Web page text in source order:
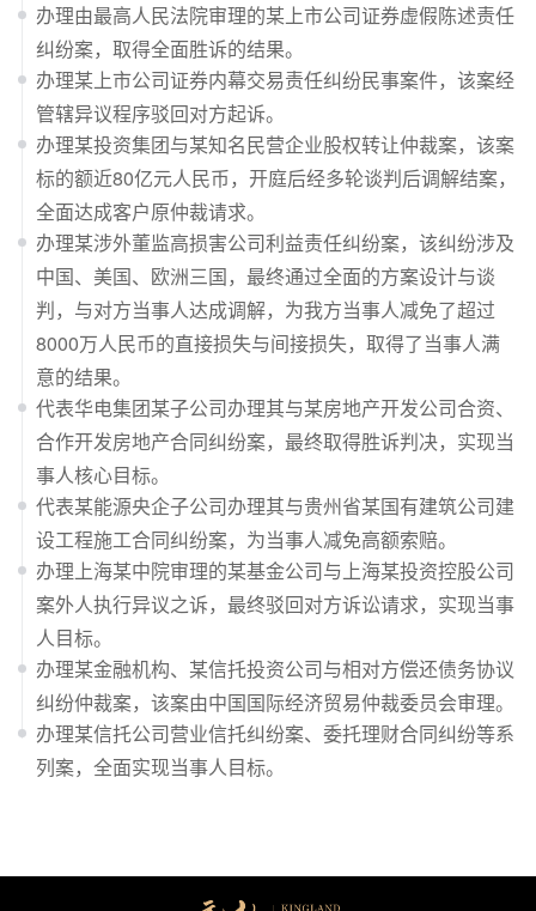
办理由最高人民法院审理的某上市公司证券虚假陈述责任
纠纷案，取得全面胜诉的结果。
办理某上市公司证券内幕交易责任纠纷民事案件，该案经
管辖异议程序驳回对方起诉。
办理某投资集团与某知名民营企业股权转让仲裁案，该案
标的额近80亿元人民币，开庭后经多轮谈判后调解结案，
全面达成客户原仲裁请求。
办理某涉外董监高损害公司利益责任纠纷案，该纠纷涉及
中国、美国、欧洲三国，最终通过全面的方案设计与谈
判，与对方当事人达成调解，为我方当事人减免了超过
8000万人民币的直接损失与间接损失，取得了当事人满
意的结果。
代表华电集团某子公司办理其与某房地产开发公司合资、
合作开发房地产合同纠纷案，最终取得胜诉判决，实现当
事人核心目标。
代表某能源央企子公司办理其与贵州省某国有建筑公司建
设工程施工合同纠纷案，为当事人减免高额索赔。
办理上海某中院审理的某基金公司与上海某投资控股公司
案外人执行异议之诉，最终驳回对方诉讼请求，实现当事
人目标。
办理某金融机构、某信托投资公司与相对方偿还债务协议
纠纷仲裁案，该案由中国国际经济贸易仲裁委员会审理。
办理某信托公司营业信托纠纷案、委托理财合同纠纷等系
列案，全面实现当事人目标。